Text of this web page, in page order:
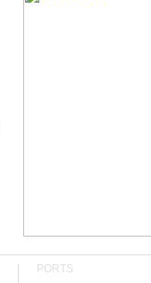
PORTS